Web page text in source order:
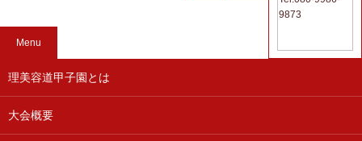
Menu
理美容道甲子園とは
大会概要